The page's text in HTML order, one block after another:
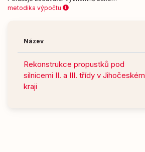
metodika výpočtu
Název
Rekonstrukce propustků pod
silnicemi II. a III. třídy v Jihočeském
kraji